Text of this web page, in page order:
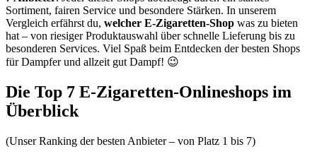
Sortiment, fairen Service und besondere Stärken. In unserem
Vergleich erfährst du, welcher E-Zigaretten-Shop was zu bieten
hat – von riesiger Produktauswahl über schnelle Lieferung bis zu
besonderen Services. Viel Spaß beim Entdecken der besten Shops
für Dampfer und allzeit gut Dampf! 😉
Die Top 7 E-Zigaretten-Onlineshops im
Überblick
(Unser Ranking der besten Anbieter – von Platz 1 bis 7)